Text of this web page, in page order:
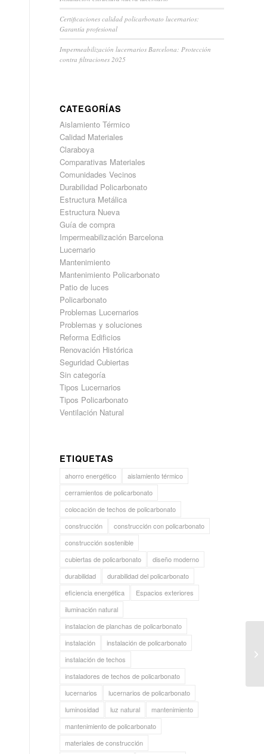
Certificaciones calidad policarbonato lucernarios:
Garantía profesional
Impermeabilización lucernarios Barcelona: Protección
contra filtraciones 2025
CATEGORÍAS
Aislamiento Térmico
Calidad Materiales
Claraboya
Comparativas Materiales
Comunidades Vecinos
Durabilidad Policarbonato
Estructura Metálica
Estructura Nueva
Guía de compra
Impermeabilización Barcelona
Lucernario
Mantenimiento
Mantenimiento Policarbonato
Patio de luces
Policarbonato
Problemas Lucernarios
Problemas y soluciones
Reforma Edificios
Renovación Histórica
Seguridad Cubiertas
Sin categoría
Tipos Lucernarios
Tipos Policarbonato
Ventilación Natural
ETIQUETAS
ahorro energético
aislamiento térmico
cerramientos de policarbonato
colocación de techos de policarbonato
construcción
construcción con policarbonato
construcción sostenible
cubiertas de policarbonato
diseño moderno
durabilidad
durabilidad del policarbonato
eficiencia energética
Espacios exteriores
iluminación natural
instalacion de planchas de policarbonato
instalación
instalación de policarbonato
instalación de techos
instaladores de techos de policarbonato
lucernarios
lucernarios de policarbonato
luminosidad
luz natural
mantenimiento
mantenimiento de policarbonato
materiales de construcción